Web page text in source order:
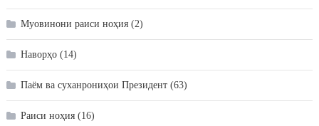
Муовинони раиси ноҳия(2)
Наворҳо(14)
Паём ва суханрониҳои Президент(63)
Раиси ноҳия(16)